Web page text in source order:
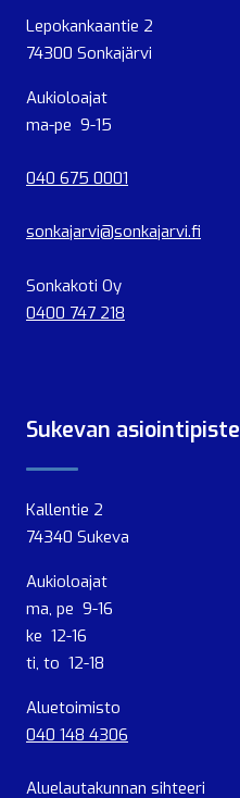
Lepokankaantie 2
74300 Sonkajärvi
Aukioloajat
ma-pe 9-15
040 675 0001
sonkajarvi@sonkajarvi.fi
Sonkakoti Oy
0400 747 218
Sukevan asiointipiste
Kallentie 2
74340 Sukeva
Aukioloajat
ma, pe 9-16
ke 12-16
ti, to 12-18
Aluetoimisto
040 148 4306
Aluelautakunnan sihteeri